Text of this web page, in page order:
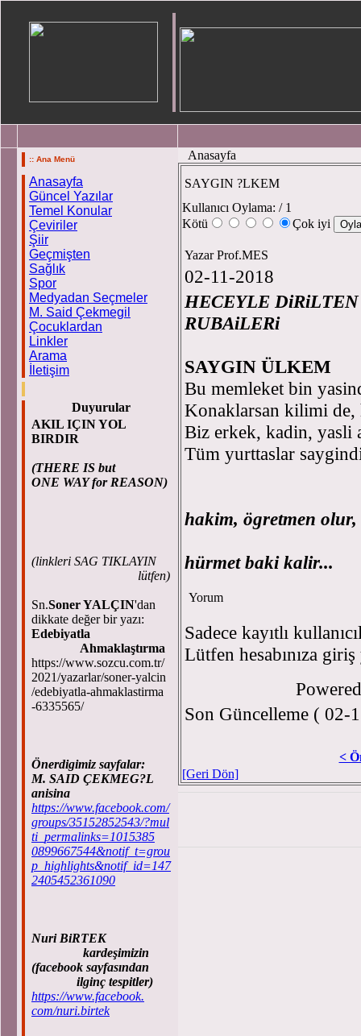
:: Ana Menü
Anasayfa
Güncel Yazılar
Temel Konular
Çeviriler
Şiir
Geçmişten
Sağlık
Spor
Medyadan Seçmeler
M. Said Çekmegil
Çocuklardan
Linkler
Arama
İletişim
Duyurular
AKIL IÇIN YOL
BIRDIR
(THERE IS but
ONE WAY for REASON)
(linkleri SAG TIKLAYIN
lütfen)
Sn.Soner YALÇIN'dan
dikkate değer bir yazı:
Edebiyatla
Ahmaklaştırma
https://www.sozcu.com.tr/
2021/yazarlar/soner-yalcin
/edebiyatla-ahmaklastirma
-6335565/
Önerdigimiz sayfalar:
M. SAID ÇEKMEG?L
anisina
https://www.facebook.com/
groups/35152852543/?mul
ti_permalinks=1015385
0899667544&notif_t=grou
p_highlights&notif_id=147
2405452361090
Nuri BiRTEK
kardeşimizin
(facebook sayfasından
ilginç tespitler)
https://www.facebook.
com/nuri.birtek
Anasayfa
SAYGIN ?LKEM
Kullanıcı Oylama: / 1
Kötü
Çok iyi
Yazar Prof.MES
02-11-2018
HECEYLE
SAYGIN ÜLKEM
Bu memleket bin
Konaklarsan kilimi de,
Biz erkek, kadin, yasli
Tüm yurttaslar
hakim, ögretmen olur,
hürmet baki kalir...
Yorum
Sadece kayıtlı
Lütfen hesabınıza
Son Güncelleme ( 02-
<
[Geri Dön]